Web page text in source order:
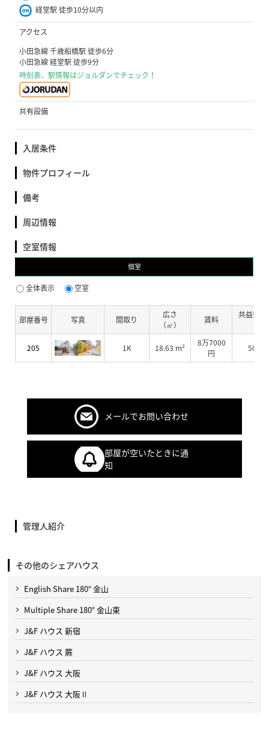
経堂駅 徒歩10分以内
アクセス
小田急線 千歳船橋駅 徒歩6分
小田急線 経堂駅 徒歩9分
時刻表、駅情報はジョルダンでチェック！
共有設備
入居条件
物件プロフィール
備考
周辺情報
空室情報
個室
全体表示 空室
部屋番号 写真 間取り
広さ
（㎡）
賃料
共益費
205 1K 18.63 m²
8万7000
円
5000
メールでお問い合わせ
部屋が空いたときに通
知
管理人紹介
その他のシェアハウス
English Share 180° 金山
Multiple Share 180° 金山東
J&F ハウス 新宿
J&F ハウス 蕨
J&F ハウス 大阪
J&F ハウス 大阪Ⅱ